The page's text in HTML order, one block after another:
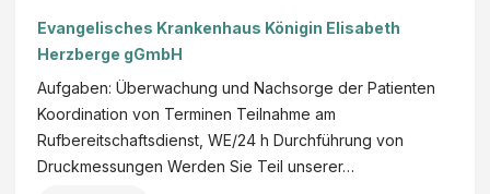
Evangelisches Krankenhaus Königin Elisabeth
Herzberge gGmbH
Aufgaben: Überwachung und Nachsorge der Patienten
Koordination von Terminen Teilnahme am
Rufbereitschaftsdienst, WE/24 h Durchführung von
Druckmessungen Werden Sie Teil unserer…